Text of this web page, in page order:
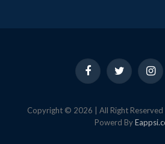
FacebookTwitter
Copyright © 2026 | All Right Reserved
Powerd By